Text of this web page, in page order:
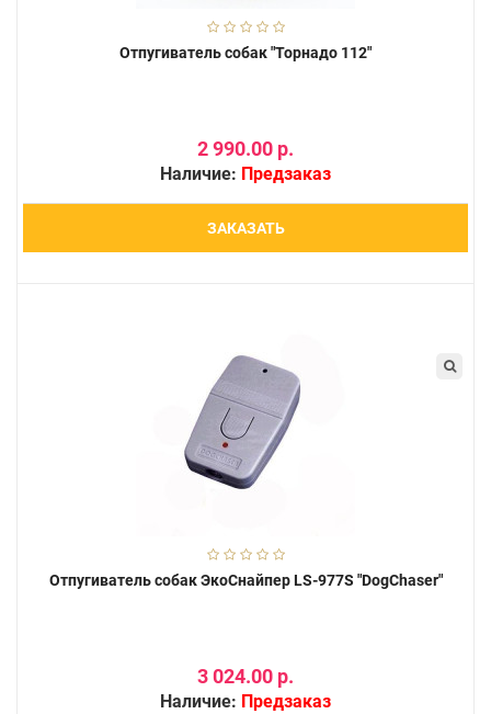
Отпугиватель собак "Торнадо 112"
2 990.00 р.
Наличие: Предзаказ
ЗАКАЗАТЬ
Отпугиватель собак ЭкоСнайпер LS-977S "DogChaser"
3 024.00 р.
Наличие: Предзаказ